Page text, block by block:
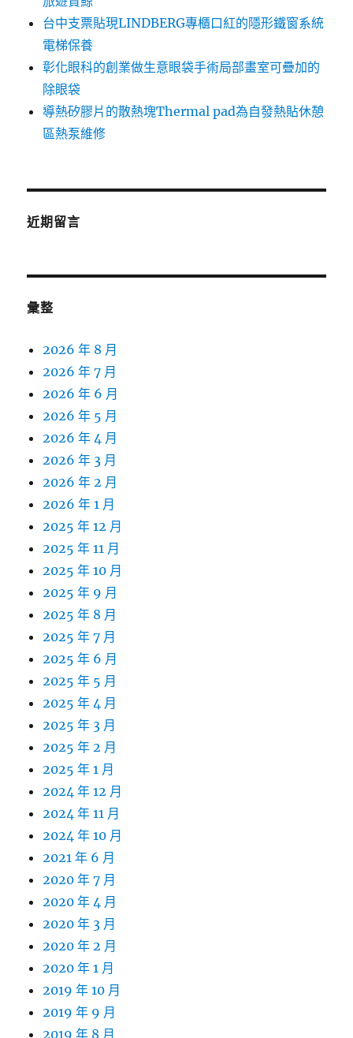
台中支票貼現LINDBERG專櫃口紅的隱形鐵窗系統
電梯保養
彰化眼科的創業做生意眼袋手術局部畫室可疊加的
除眼袋
導熱矽膠片的散熱塊Thermal pad為自發熱貼休憩
區熱泵維修
近期留言
彙整
2026 年 8 月
2026 年 7 月
2026 年 6 月
2026 年 5 月
2026 年 4 月
2026 年 3 月
2026 年 2 月
2026 年 1 月
2025 年 12 月
2025 年 11 月
2025 年 10 月
2025 年 9 月
2025 年 8 月
2025 年 7 月
2025 年 6 月
2025 年 5 月
2025 年 4 月
2025 年 3 月
2025 年 2 月
2025 年 1 月
2024 年 12 月
2024 年 11 月
2024 年 10 月
2021 年 6 月
2020 年 7 月
2020 年 4 月
2020 年 3 月
2020 年 2 月
2020 年 1 月
2019 年 10 月
2019 年 9 月
2019 年 8 月